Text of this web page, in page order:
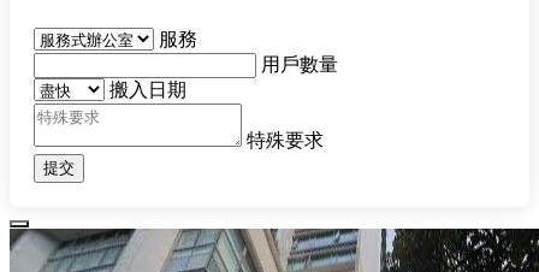
服務
用戶數量
搬入日期
特殊要求
提交